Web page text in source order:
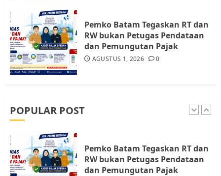
Pemko Batam Tegaskan RT dan
RW bukan Petugas Pendataan
dan Pemungutan Pajak
AGUSTUS 1, 2026 0
POPULAR POST
5
Resahkan Warga
JULI 17, 2026 0
1
Pemko Batam Tegaskan RT dan
RW bukan Petugas Pendataan
dan Pemungutan Pajak